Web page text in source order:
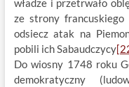
władze i przetrwało
ze strony francuskiego
odsiecz atak na
pobili ich Sabaudczycy
Do wiosny 1748 roku
demokratyczny